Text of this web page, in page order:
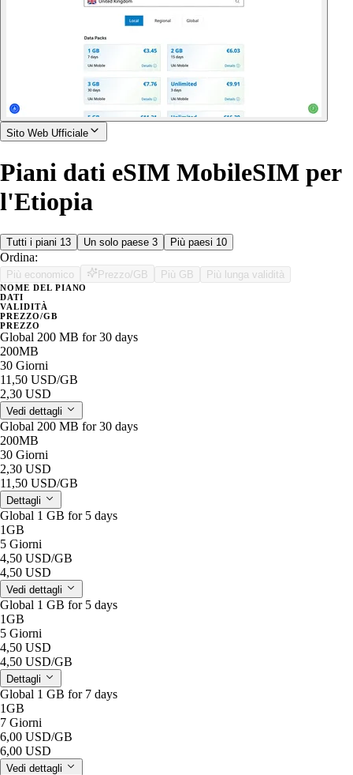
Sito Web Ufficiale
Piani dati eSIM MobileSIM per
l'Etiopia
Tutti i piani 13 Un solo paese 3 Più paesi 10
Ordina:
Più economico Prezzo/GB Più GB Più lunga validità
NOME DEL PIANO
DATI
VALIDITÀ
PREZZO/GB
PREZZO
Global 200 MB for 30 days
200MB
30 Giorni
11,50 USD/GB
2,30 USD
Vedi dettagli
Global 200 MB for 30 days
200MB
30 Giorni
2,30 USD
11,50 USD/GB
Dettagli
Global 1 GB for 5 days
1GB
5 Giorni
4,50 USD/GB
4,50 USD
Vedi dettagli
Global 1 GB for 5 days
1GB
5 Giorni
4,50 USD
4,50 USD/GB
Dettagli
Global 1 GB for 7 days
1GB
7 Giorni
6,00 USD/GB
6,00 USD
Vedi dettagli